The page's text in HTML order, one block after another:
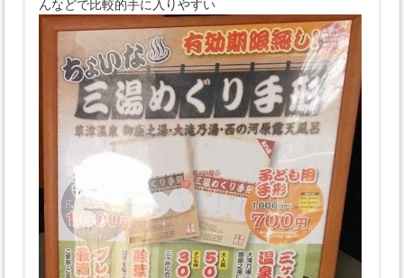
んなどで比較的手に入りやすい